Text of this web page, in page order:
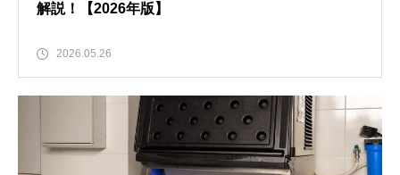
解説！【2026年版】
2026.05.26